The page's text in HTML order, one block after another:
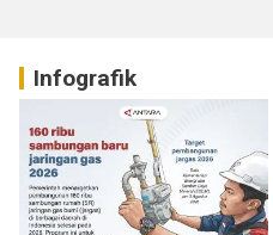
Infografik